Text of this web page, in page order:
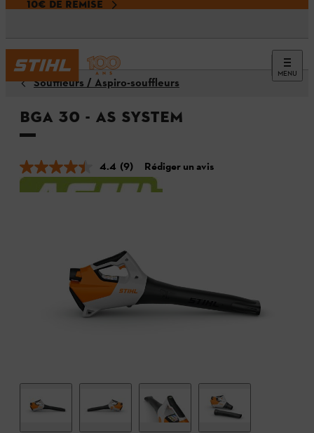
10€ DE REMISE
MENU
Souffleurs / Aspiro-souffleurs
BGA 30 - AS SYSTEM
4.4 (9) Rédiger un avis